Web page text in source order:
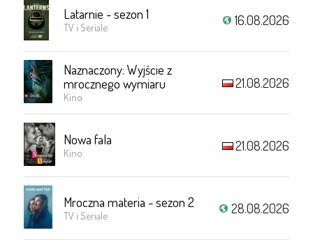
Latarnie - sezon 1
TV i Seriale 16.08.2026
Naznaczony: Wyjście z
mrocznego wymiaru
Kino
21.08.2026
Nowa fala
Kino 21.08.2026
Mroczna materia - sezon 2
TV i Seriale 28.08.2026